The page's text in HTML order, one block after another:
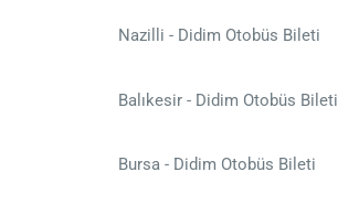
Nazilli - Didim Otobüs Bileti
Balıkesir - Didim Otobüs Bileti
Bursa - Didim Otobüs Bileti